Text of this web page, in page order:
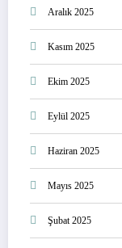
Aralık 2025
Kasım 2025
Ekim 2025
Eylül 2025
Haziran 2025
Mayıs 2025
Şubat 2025